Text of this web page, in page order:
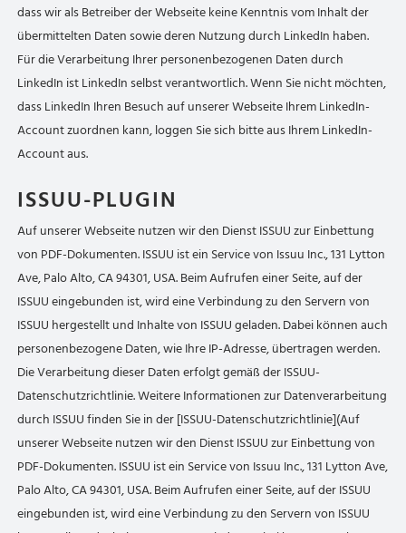
dass wir als Betreiber der Webseite keine Kenntnis vom Inhalt der
übermittelten Daten sowie deren Nutzung durch LinkedIn haben.
Für die Verarbeitung Ihrer personenbezogenen Daten durch
LinkedIn ist LinkedIn selbst verantwortlich. Wenn Sie nicht möchten,
dass LinkedIn Ihren Besuch auf unserer Webseite Ihrem LinkedIn-
Account zuordnen kann, loggen Sie sich bitte aus Ihrem LinkedIn-
Account aus.
ISSUU-PLUGIN
Auf unserer Webseite nutzen wir den Dienst ISSUU zur Einbettung
von PDF-Dokumenten. ISSUU ist ein Service von Issuu Inc., 131 Lytton
Ave, Palo Alto, CA 94301, USA. Beim Aufrufen einer Seite, auf der
ISSUU eingebunden ist, wird eine Verbindung zu den Servern von
ISSUU hergestellt und Inhalte von ISSUU geladen. Dabei können auch
personenbezogene Daten, wie Ihre IP-Adresse, übertragen werden.
Die Verarbeitung dieser Daten erfolgt gemäß der ISSUU-
Datenschutzrichtlinie. Weitere Informationen zur Datenverarbeitung
durch ISSUU finden Sie in der [ISSUU-Datenschutzrichtlinie](Auf
unserer Webseite nutzen wir den Dienst ISSUU zur Einbettung von
PDF-Dokumenten. ISSUU ist ein Service von Issuu Inc., 131 Lytton Ave,
Palo Alto, CA 94301, USA. Beim Aufrufen einer Seite, auf der ISSUU
eingebunden ist, wird eine Verbindung zu den Servern von ISSUU